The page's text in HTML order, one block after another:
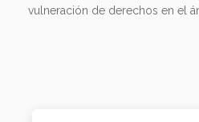
vulneración de derechos en el